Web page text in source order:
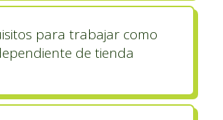
para trabajar como
de tienda